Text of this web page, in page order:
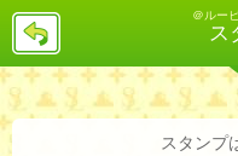
＠ルー
ス
戻
バックナンバー 詳細
スタンプ